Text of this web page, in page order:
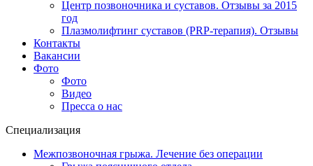
Центр позвоночника и суставов. Отзывы за 2015
год
Плазмолифтинг суставов (PRP-терапия). Отзывы
Контакты
Вакансии
Фото
Фото
Видео
Пресса о нас
Специализация
Межпозвоночная грыжа. Лечение без операции